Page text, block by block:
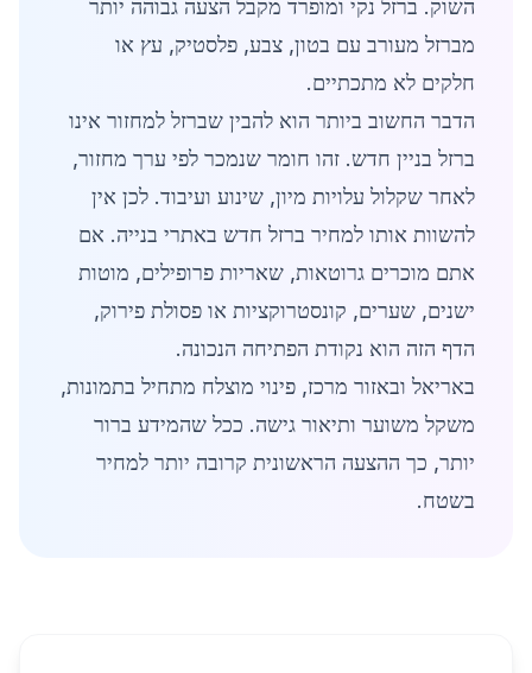
השוק. ברזל נקי ומופרד מקבל הצעה גבוהה יותר
מברזל מעורב עם בטון, צבע, פלסטיק, עץ או
חלקים לא מתכתיים.
הדבר החשוב ביותר הוא להבין שברזל למחזור אינו
ברזל בניין חדש. זהו חומר שנמכר לפי ערך מחזור,
לאחר שקלול עלויות מיון, שינוע ועיבוד. לכן אין
להשוות אותו למחיר ברזל חדש באתרי בנייה. אם
אתם מוכרים גרוטאות, שאריות פרופילים, מוטות
ישנים, שערים, קונסטרוקציות או פסולת פירוק,
הדף הזה הוא נקודת הפתיחה הנכונה.
באריאל ובאזור מרכז, פינוי מוצלח מתחיל בתמונות,
משקל משוער ותיאור גישה. ככל שהמידע ברור
יותר, כך ההצעה הראשונית קרובה יותר למחיר
בשטח.